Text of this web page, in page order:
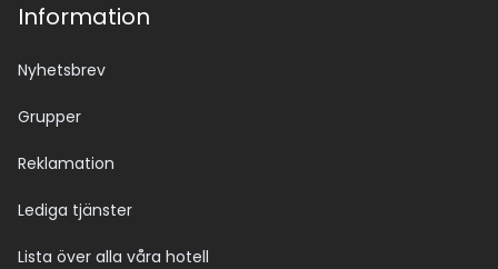
Information
Nyhetsbrev
Grupper
Reklamation
Lediga tjänster
Lista över alla våra hotell